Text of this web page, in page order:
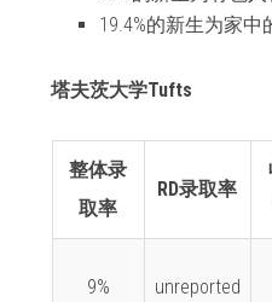
19.4%的新生为家中
塔夫茨大学Tufts
整体录
取率
RD录取率
9% unreported